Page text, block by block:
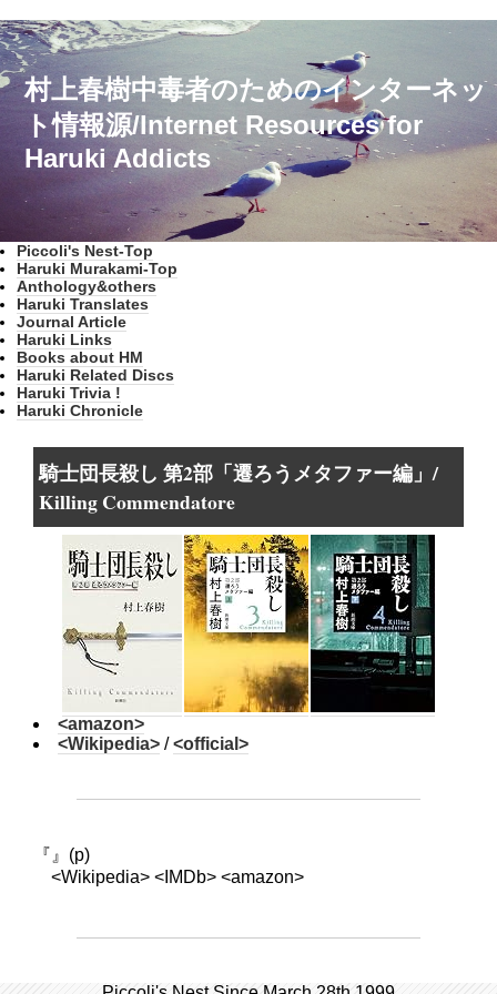
村上春樹中毒者のためのインターネッ
ト情報源/Internet Resources for
Haruki Addicts
Piccoli's Nest-Top
Haruki Murakami-Top
Anthology&others
Haruki Translates
Journal Article
Haruki Links
Books about HM
Haruki Related Discs
Haruki Trivia !
Haruki Chronicle
騎士団長殺し 第2部「遷ろうメタファー編」/
Killing Commendatore
<amazon>
<Wikipedia> /<official>
『』(p)
<Wikipedia> <IMDb> <amazon>